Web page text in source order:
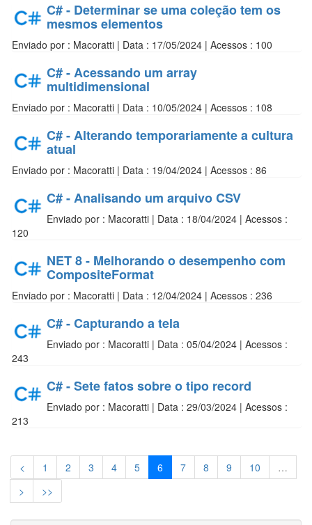
C# - Determinar se uma coleção tem os
mesmos elementos
Enviado por : Macoratti | Data : 17/05/2024 | Acessos : 100
C# - Acessando um array
multidimensional
Enviado por : Macoratti | Data : 10/05/2024 | Acessos : 108
C# - Alterando temporariamente a cultura
atual
Enviado por : Macoratti | Data : 19/04/2024 | Acessos : 86
C# - Analisando um arquivo CSV
Enviado por : Macoratti | Data : 18/04/2024 | Acessos :
120
NET 8 - Melhorando o desempenho com
CompositeFormat
Enviado por : Macoratti | Data : 12/04/2024 | Acessos : 236
C# - Capturando a tela
Enviado por : Macoratti | Data : 05/04/2024 | Acessos :
243
C# - Sete fatos sobre o tipo record
Enviado por : Macoratti | Data : 29/03/2024 | Acessos :
213
< 1 2 3 4 5 6 7 8 9 10
…
>
>>